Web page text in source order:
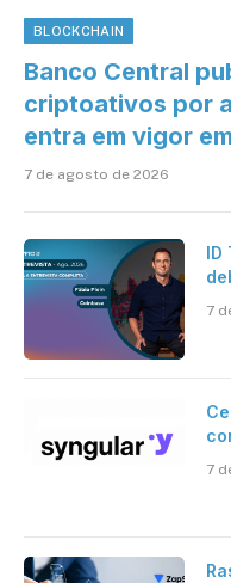
BLOCKCHAIN
Banco Central
criptoativos por
entra em vigor
7 de agosto de 2026
7
7